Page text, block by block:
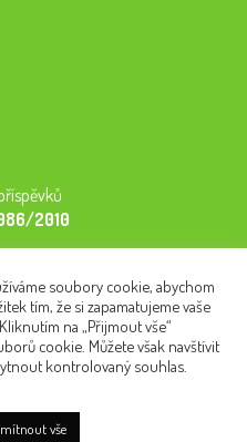
2010
a WC kartu. Z peněz
soubory cookie, abychom
tím, že si zapamatujeme vaše
na „Přijmout vše“
cookie. Můžete však navštívit
kontrolovaný souhlas.
vše